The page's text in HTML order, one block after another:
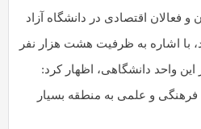
فعالان اقتصادی در دانشگاه آزاد
با اشاره به ظرفیت هشت هزار نفر
بومی در این واحد دانشگاهی، اظهار کرد:
و علمی به منطقه بسیار